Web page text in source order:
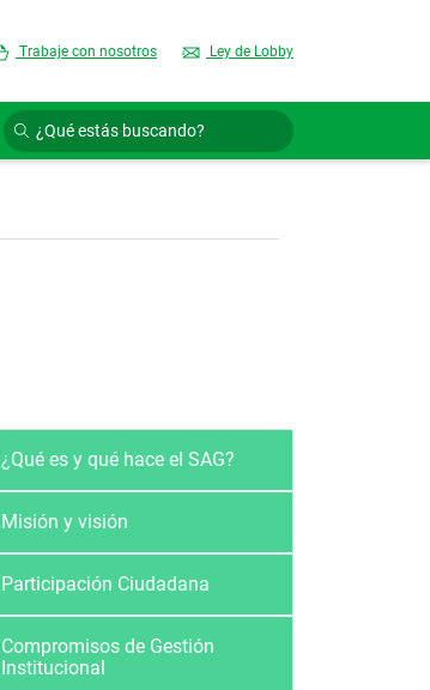
Trabaje con nosotros Ley de Lobby
Quienes somos
¿Qué es y qué hace el SAG?
Misión y visión
Participación Ciudadana
Compromisos de Gestión
Institucional